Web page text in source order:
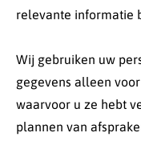
relevante informatie
Wij gebruiken uw
gegevens alleen
waarvoor u ze hebt
plannen van